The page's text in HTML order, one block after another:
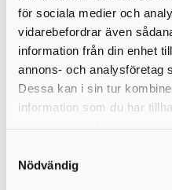
för sociala medier och
vidarebefordrar även
information från din enhet
annons- och analysföretag
Dessa kan i sin tur
information som du har
Nödvändig
Carola, Shirley Clamp,
DeDe, DIF Damfotboll,
Martin Dahlin, Davis Cup,
Fahlén, Findus,
Forsberg, Gry Forsell,
Gladiatorerna,
Green, Group Avalon,
Pöna, Tony Irving, IVA,
Junibacken,